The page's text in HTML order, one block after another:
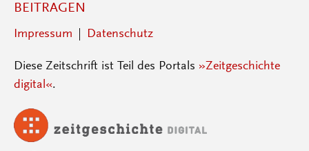
BEITRAGEN
Impressum Datenschutz
Diese Zeitschrift ist Teil des Portals »Zeitgeschichte
digital«.